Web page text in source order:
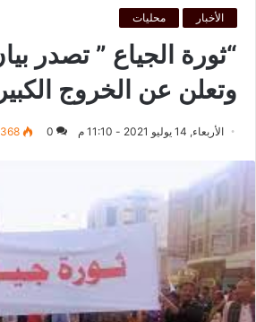
الأخبار محليات
وتعلن عن الخروج الكبير
الأربعاء, 14 يوليو 2021 - 11:10 م 0
368